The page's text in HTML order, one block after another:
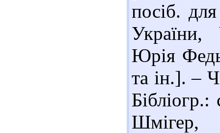
посіб.
України,
Юрія
та ін.]. –
Шмігер,